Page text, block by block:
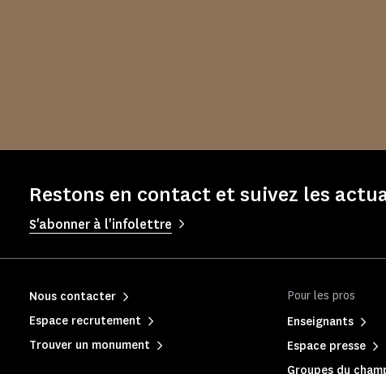
Restons en contact et suivez les
S'abonner à l'infolettre
Pour les pros
Enseignants
Espace presse
Groupes du
Nous contacter
Espace recrutement
Trouver un monument